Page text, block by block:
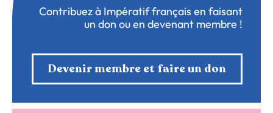
Contribuez à Impératif français en faisant
un don ou en devenant membre !
Devenir membre et faire un don